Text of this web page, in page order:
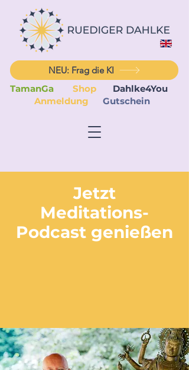
NEU: Frag die KI
TamanGa
Shop
Dahlke4You
Anmeldung
Gutschein
Jetzt
Meditations-
Podcast genießen